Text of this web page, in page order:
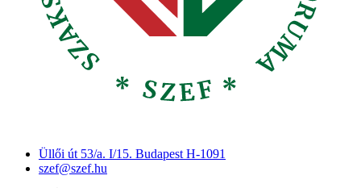
Üllői út 53/a. I/15. Budapest H-1091
szef@szef.hu